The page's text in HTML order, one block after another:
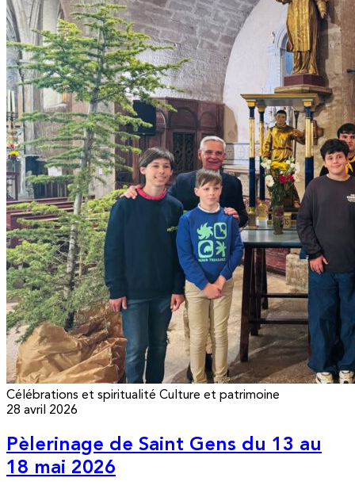
Célébrations et spiritualité Culture et patrimoine
28 avril 2026
Pèlerinage de Saint Gens du 13 au
18 mai 2026